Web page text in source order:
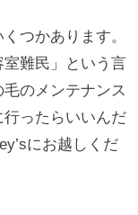
つかあります。
難民」という言
のメンテナンス
ったらいいんだ
にお越しくだ